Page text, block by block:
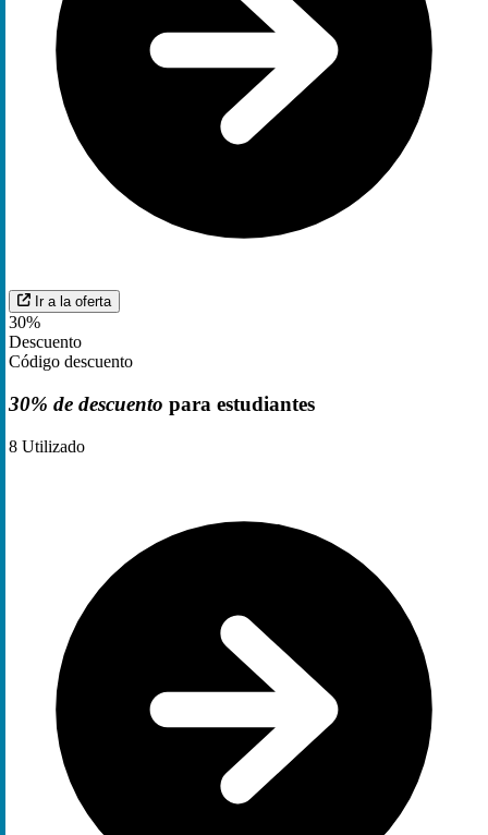
Ir a la oferta
30%
Descuento
Código descuento
30% de descuento para estudiantes
8 Utilizado